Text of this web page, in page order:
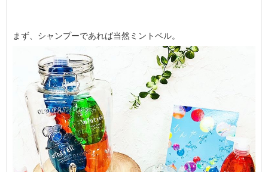
まず、シャンプーであれば当然ミントベル。